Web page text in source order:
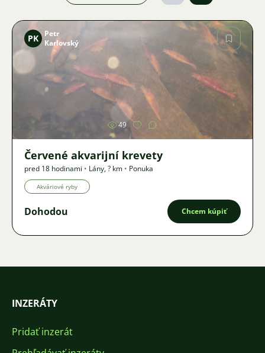
Obrázok
PK
Petr
Karlovský
49
Červené akvarijní krevety
pred 18 hodinami • Lány,? km • Ponuka
Akváriové ryby
Dohodou Chcem kúpiť
INZERÁTY
Pridať inzerát